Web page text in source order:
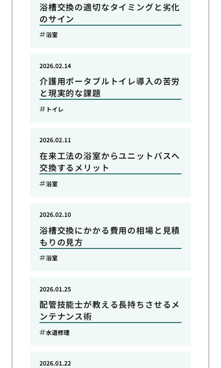
浴槽交換の適切なタイミングと劣化
のサイン
浴室
介護用ポータブルトイレ導入の苦労
と現実的な課題
2026.02.14
トイレ
在来工法の浴室からユニットバスへ
交換するメリット
2026.02.11
浴室
浴槽交換にかかる費用の相場と見積
もりの見方
2026.02.10
浴室
配管技能士が教える長持ちさせるメ
ンテナンス術
2026.01.25
水道修理
2026.01.22